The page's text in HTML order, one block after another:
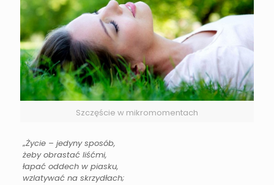
Szczęście w mikromomentach
„Życie – jedyny sposób,
żeby obrastać liśćmi,
łapać oddech w piasku,
wzlatywać na skrzydłach;